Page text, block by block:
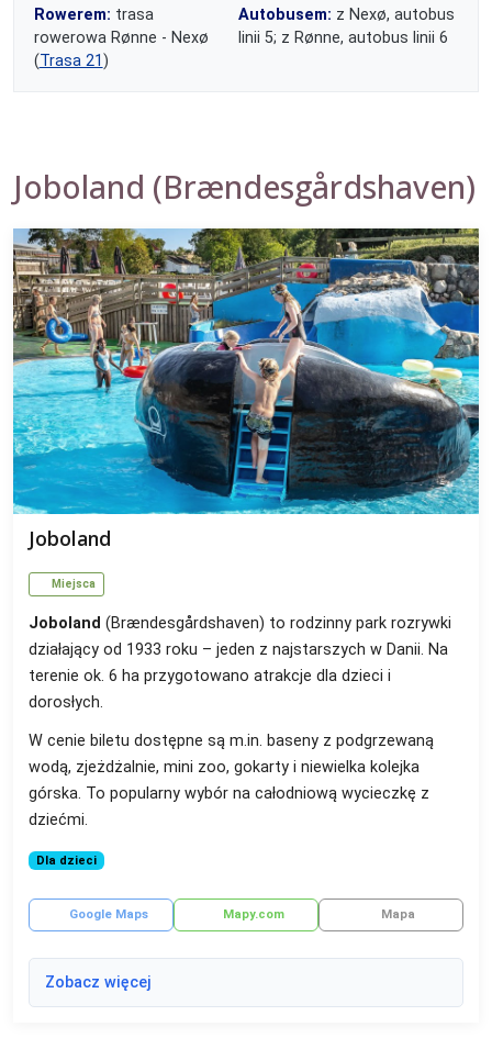
Rowerem: trasa
rowerowa Rønne - Nexø
(Trasa 21)
Autobusem: z Nexø, autobus
linii 5; z Rønne, autobus linii 6
Joboland (Brændesgårdshaven)
Joboland
Miejsca
Joboland (Brændesgårdshaven) to rodzinny park rozrywki
działający od 1933 roku – jeden z najstarszych w Danii. Na
terenie ok. 6 ha przygotowano atrakcje dla dzieci i
dorosłych.
W cenie biletu dostępne są m.in. baseny z podgrzewaną
wodą, zjeżdżalnie, mini zoo, gokarty i niewielka kolejka
górska. To popularny wybór na całodniową wycieczkę z
dziećmi.
Dla dzieci
Google Maps Mapy.com Mapa
Zobacz więcej